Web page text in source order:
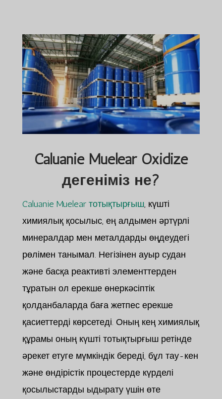
Caluanie Muelear Oxidize
дегеніміз не?
Caluanie Muelear тотықтырғыш, күшті
химиялық қосылыс, ең алдымен әртүрлі
минералдар мен металдарды өңдеудегі
рөлімен танымал. Негізінен ауыр судан
және басқа реактивті элементтерден
тұратын ол ерекше өнеркәсіптік
қолданбаларда баға жетпес ерекше
қасиеттерді көрсетеді. Оның кең химиялық
құрамы оның күшті тотықтырғыш ретінде
әрекет етуге мүмкіндік береді, бұл тау-кен
және өндірістік процестерде күрделі
қосылыстарды ыдырату үшін өте